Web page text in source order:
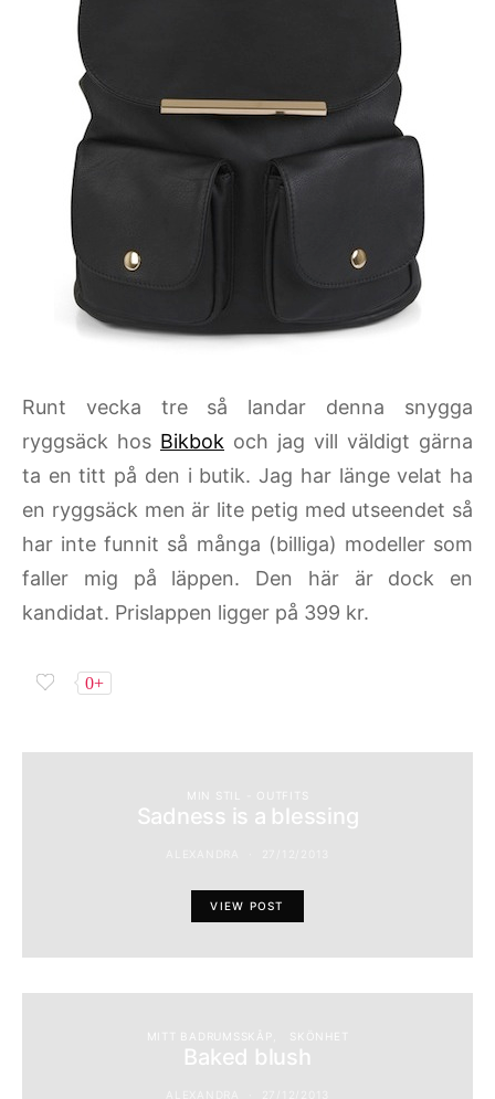
Runt vecka tre så landar denna snygga
ryggsäck hos Bikbok och jag vill väldigt gärna
ta en titt på den i butik. Jag har länge velat ha
en ryggsäck men är lite petig med utseendet så
har inte funnit så många (billiga) modeller som
faller mig på läppen. Den här är dock en
kandidat. Prislappen ligger på 399 kr.
0+
MIN STIL - OUTFITS
Sadness is a blessing
VIEW POST
MITT BADRUMSSKÅP SKÖNHET
Baked blush